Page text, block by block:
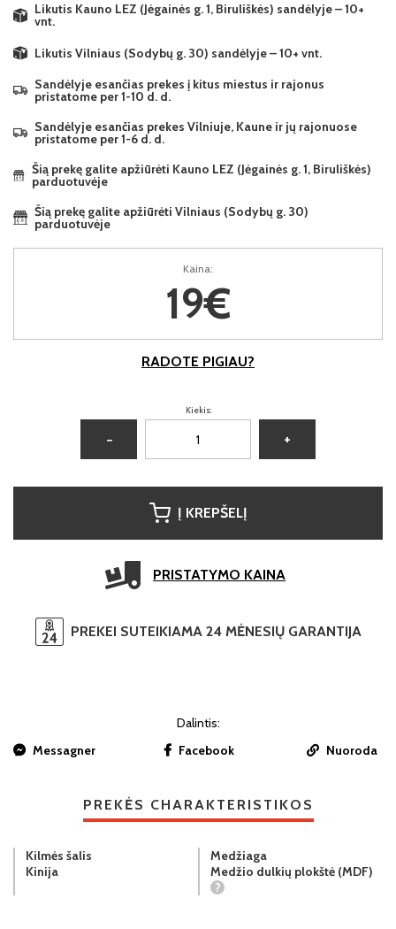
Likutis Kauno LEZ (Jėgainės g. 1, Biruliškės) sandėlyje – 10+
vnt.
Likutis Vilniaus (Sodybų g. 30) sandėlyje – 10+ vnt.
Sandėlyje esančias prekes į kitus miestus ir rajonus
pristatome per 1-10 d. d.
Sandėlyje esančias prekes Vilniuje, Kaune ir jų rajonuose
pristatome per 1-6 d. d.
Šią prekę galite apžiūrėti Kauno LEZ (Jėgainės g. 1, Biruliškės)
parduotuvėje
Šią prekę galite apžiūrėti Vilniaus (Sodybų g. 30)
parduotuvėje
Kaina:
19€
RADOTE PIGIAU?
Kiekis:
− +
Į KREPŠELĮ
PRISTATYMO KAINA
PREKEI SUTEIKIAMA 24 MĖNESIŲ GARANTIJA
Dalintis:
Messagner
Facebook Nuoroda
PREKĖS CHARAKTERISTIKOS
Kilmės šalis
Kinija
Medžiaga
Medžio dulkių plokštė (MDF)
?